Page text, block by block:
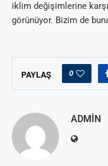
iklim değişimlerine
görünüyor. Bizim de
PAYLAŞ 0
ADMIN